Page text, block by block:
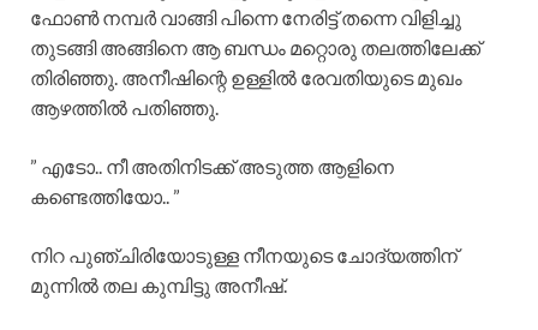
ഫോൺ നമ്പർ വാങ്ങി പിന്നെ നേരിട്ട് തന്നെ വിളിച്ചു
തുടങ്ങി അങ്ങിനെ ആ ബന്ധം മറ്റൊരു തലത്തിലേക്ക്
തിരിഞ്ഞു. അനീഷിന്റെ ഉള്ളിൽ രേവതിയുടെ മുഖം
ആഴത്തിൽ പതിഞ്ഞു.
” എടോ.. നീ അതിനിടക്ക് അടുത്ത ആളിനെ
കണ്ടെത്തിയോ.. ”
നിറ പുഞ്ചിരിയോടുള്ള നീനയുടെ ചോദ്യത്തിന്
മുന്നിൽ തല കുമ്പിട്ടു അനീഷ്.